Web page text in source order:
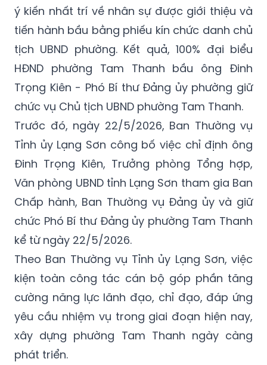
ý kiến nhất trí về nhân sự được giới thiệu và
tiến hành bầu bằng phiếu kín chức danh chủ
tịch UBND phường. Kết quả, 100% đại biểu
HĐND phường Tam Thanh bầu ông Đinh
Trọng Kiên - Phó Bí thư Đảng ủy phường giữ
chức vụ Chủ tịch UBND phường Tam Thanh.
Trước đó, ngày 22/5/2026, Ban Thường vụ
Tỉnh ủy Lạng Sơn công bố việc chỉ định ông
Đinh Trọng Kiên, Trưởng phòng Tổng hợp,
Văn phòng UBND tỉnh Lạng Sơn tham gia Ban
Chấp hành, Ban Thường vụ Đảng ủy và giữ
chức Phó Bí thư Đảng ủy phường Tam Thanh
kể từ ngày 22/5/2026.
Theo Ban Thường vụ Tỉnh ủy Lạng Sơn, việc
kiện toàn công tác cán bộ góp phần tăng
cường năng lực lãnh đạo, chỉ đạo, đáp ứng
yêu cầu nhiệm vụ trong giai đoạn hiện nay,
xây dựng phường Tam Thanh ngày càng
phát triển.